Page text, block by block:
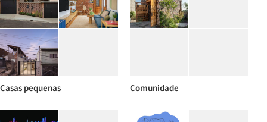
Casas pequenas Comunidade